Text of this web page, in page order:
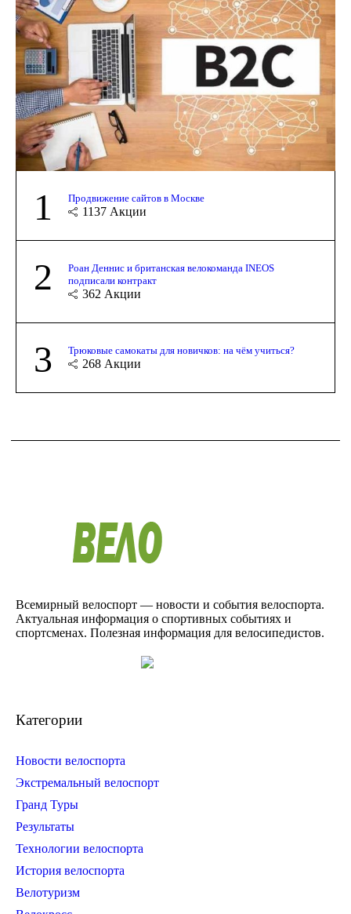
1 Продвижение сайтов в Москве
1137 Акции
2
Роан Деннис и британская велокоманда INEOS
подписали контракт
362 Акции
3 Трюковые самокаты для новичков: на чём учиться?
268 Акции
Всемирный велоспорт — новости и события велоспорта.
Актуальная информация о спортивных событиях и
спортсменах. Полезная информация для велосипедистов.
Категории
Новости велоспорта
Экстремальный велоспорт
Гранд Туры
Результаты
Технологии велоспорта
История велоспорта
Велотуризм